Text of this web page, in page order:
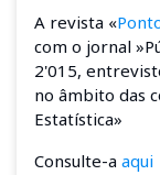
A revista «
com o jornal
2'015,
no âmbito das
Estatística»
Consulte-a aqui